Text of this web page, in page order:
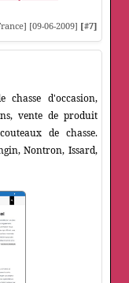
[09-06-2009] [#7]
d'occasion,
vente de produit
de chasse.
Nontron, Issard,